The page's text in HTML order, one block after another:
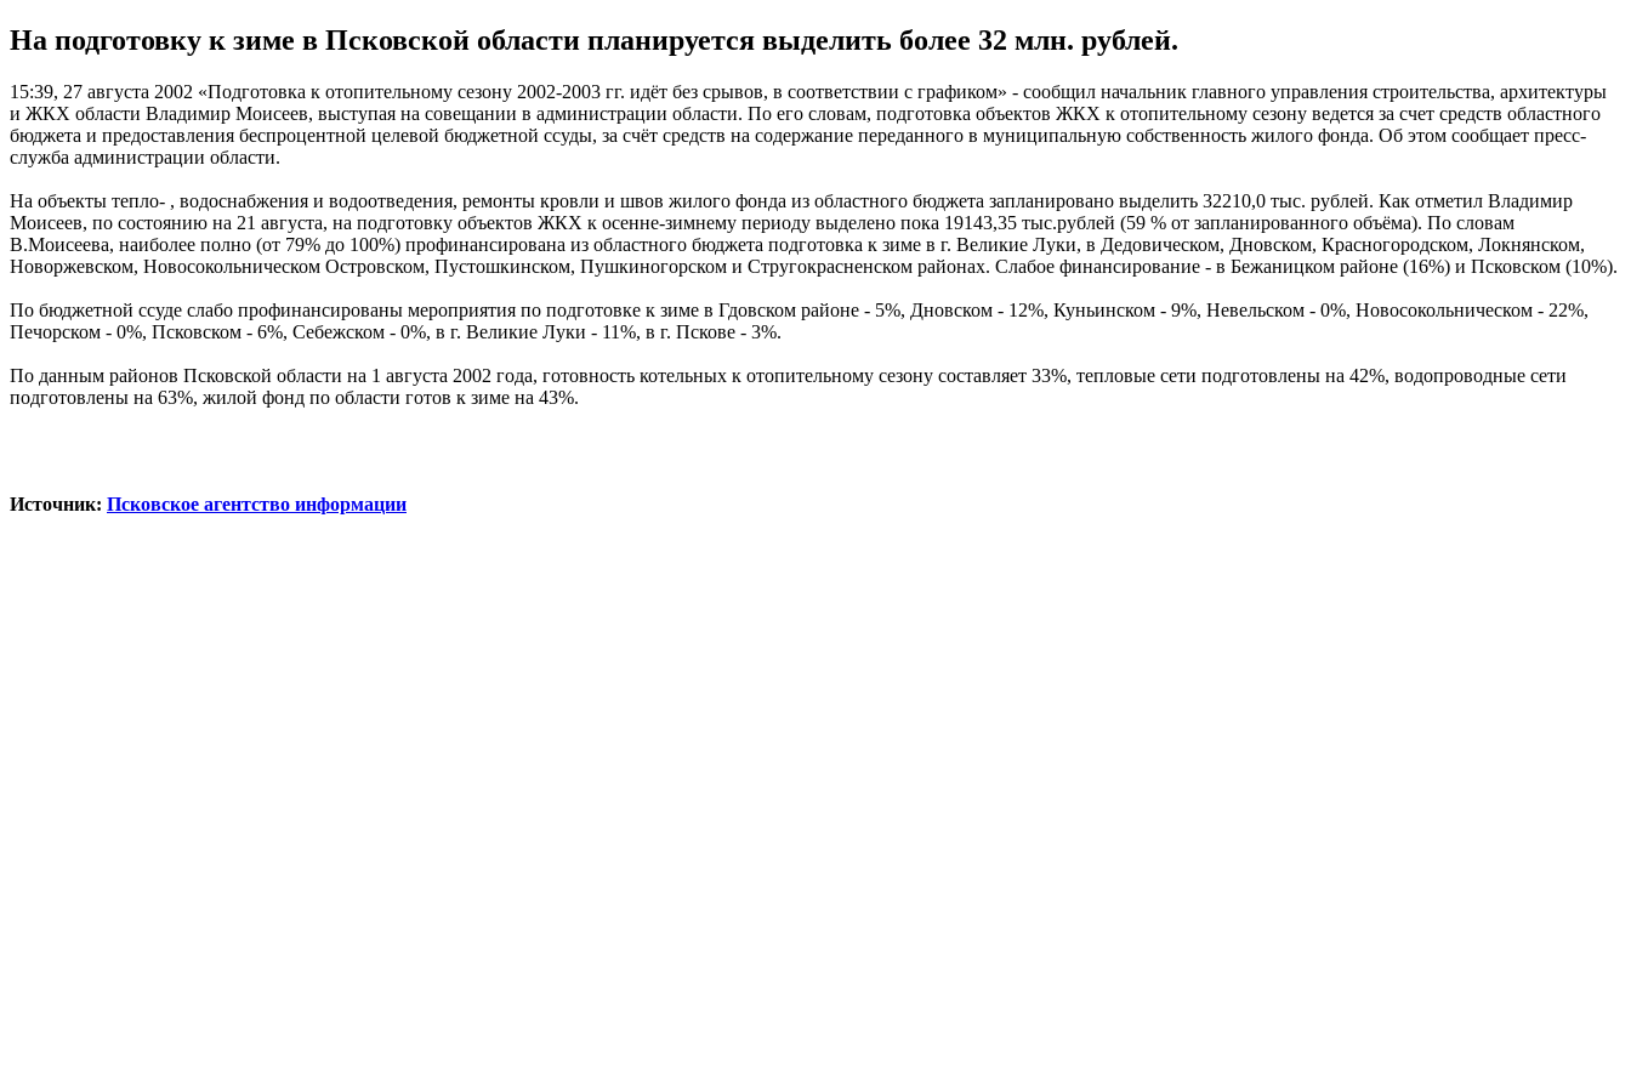
На подготовку к зиме в Псковской области планируется выделить более 32 млн. рублей.
15:39, 27 августа 2002 «Подготовка к отопительному сезону 2002-2003 гг. идёт без срывов, в соответствии с графиком» - сообщил начальник главного управления строительства, архитектуры
и ЖКХ области Владимир Моисеев, выступая на совещании в администрации области. По его словам, подготовка объектов ЖКХ к отопительному сезону ведется за счет средств областного
бюджета и предоставления беспроцентной целевой бюджетной ссуды, за счёт средств на содержание переданного в муниципальную собственность жилого фонда. Об этом сообщает пресс-
служба администрации области.
На объекты тепло- , водоснабжения и водоотведения, ремонты кровли и швов жилого фонда из областного бюджета запланировано выделить 32210,0 тыс. рублей. Как отметил Владимир
Моисеев, по состоянию на 21 августа, на подготовку объектов ЖКХ к осенне-зимнему периоду выделено пока 19143,35 тыс.рублей (59 % от запланированного объёма). По словам
В.Моисеева, наиболее полно (от 79% до 100%) профинансирована из областного бюджета подготовка к зиме в г. Великие Луки, в Дедовическом, Дновском, Красногородском, Локнянском,
Новоржевском, Новосокольническом Островском, Пустошкинском, Пушкиногорском и Стругокрасненском районах. Слабое финансирование - в Бежаницком районе (16%) и Псковском (10%).
По бюджетной ссуде слабо профинансированы мероприятия по подготовке к зиме в Гдовском районе - 5%, Дновском - 12%, Куньинском - 9%, Невельском - 0%, Новосокольническом - 22%,
Печорском - 0%, Псковском - 6%, Себежском - 0%, в г. Великие Луки - 11%, в г. Пскове - 3%.
По данным районов Псковской области на 1 августа 2002 года, готовность котельных к отопительному сезону составляет 33%, тепловые сети подготовлены на 42%, водопроводные сети
подготовлены на 63%, жилой фонд по области готов к зиме на 43%.
Источник: Псковское агентство информации